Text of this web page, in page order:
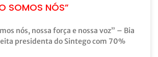
SOMOS NÓS”
nós, nossa força e nossa voz” – Bia
presidenta do Sintego com 70%